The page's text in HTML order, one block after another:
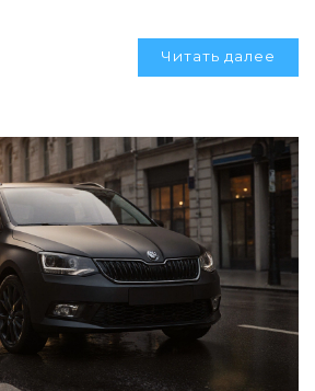
Читать далее